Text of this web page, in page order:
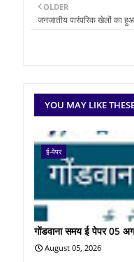
OLDER
जनजातीय पारंपरिक खेलों का
YOU MAY LIKE
ई-पेपर
गोंडवाना समय ई पेपर 05
August 05, 2026